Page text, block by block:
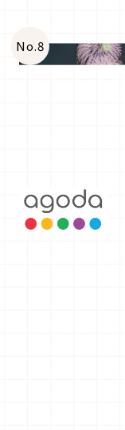
No.8